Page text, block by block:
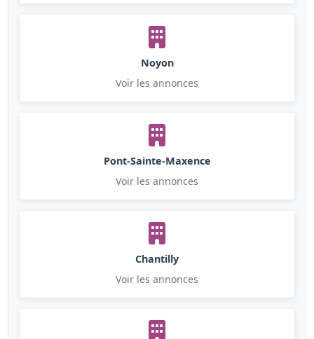
Noyon
Voir les annonces
Pont-Sainte-Maxence
Voir les annonces
Chantilly
Voir les annonces